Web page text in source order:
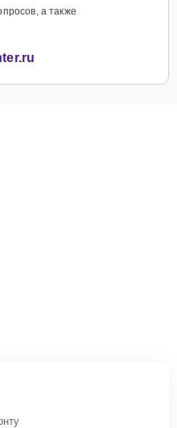
а также